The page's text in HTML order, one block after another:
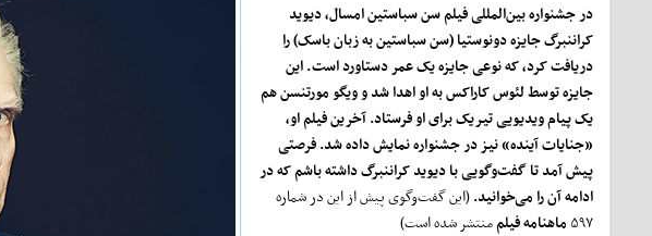
در جشنواره بین‌المللی فیلم سن سباستین امسال، دیوید
کراننبرگ جایزه دونوستیا (سن سباستین به زبان باسک) را
دریافت کرد، که نوعی جایزه یک عمر دستاورد است. این
جایزه توسط لئوس کاراکس به او اهدا شد و ویگو مورتنسن هم
یک پیام ویدیویی تیریک برای او فرستاد. آخرین فیلم او،
«جنایات آینده» نیز در جشنواره نمایش داده شد. فرصتی
پیش آمد تا گفت‌وگویی با دیوید کراننبرگ داشته باشم که در
ادامه آن را می‌خوانید.(این گفت‌وگوی پیش از این در شماره
۵۹۷ ماهنامه فیلممنتشر شده است)